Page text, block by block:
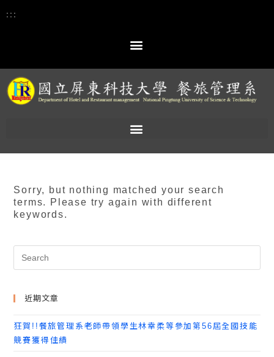
:::
Sorry, but nothing matched your search
terms. Please try again with different
keywords.
近期文章
狂賀!!餐旅管理系老師帶領學生林幸柔等參加第56屆全國技能
競賽獲得佳績